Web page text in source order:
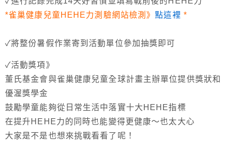
*雀巢健康兒童HEHE力測驗網站檢測》點這裡 *
✓將整份暑假作業寄到活動單位參加抽獎即可
✓活動獎項》
董氏基金會與雀巢健康兒童全球計畫主辦單位提供獎狀和
優渥獎學金
鼓勵學童能夠從日常生活中落實十大HEHE指標
在提升HEHE力的同時也能變得更健康～也太大心
大家是不是也想來挑戰看看了呢！